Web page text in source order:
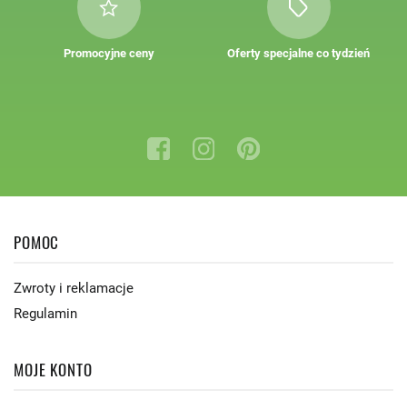
Promocyjne ceny Oferty specjalne co tydzień
POMOC
Zwroty i reklamacje
Regulamin
MOJE KONTO